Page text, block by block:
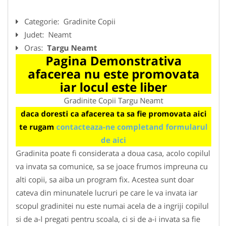
Categorie: Gradinite Copii
Judet: Neamt
Oras: Targu Neamt
Pagina Demonstrativa
afacerea nu este promovata
iar locul este liber
Gradinite Copii Targu Neamt
daca doresti ca afacerea ta sa fie promovata aici
te rugam contacteaza-ne completand formularul
de aici
Gradinita poate fi considerata a doua casa, acolo copilul
va invata sa comunice, sa se joace frumos impreuna cu
alti copii, sa aiba un program fix. Acestea sunt doar
cateva din minunatele lucruri pe care le va invata iar
scopul gradinitei nu este numai acela de a ingriji copilul
si de a-l pregati pentru scoala, ci si de a-i invata sa fie